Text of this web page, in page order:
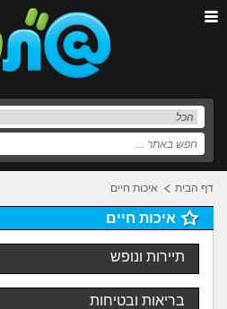
דף הבית איכות חיים
איכות חיים
תיירות ונופש
בריאות ובטיחות